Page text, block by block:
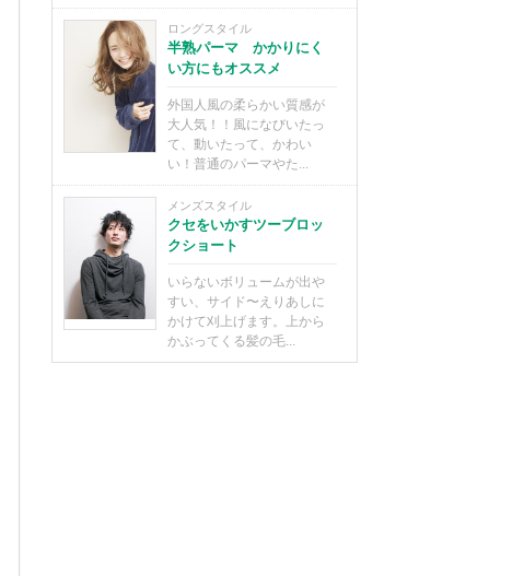
ロングスタイル
半熟パーマ かかりにく
い方にもオススメ
外国人風の柔らかい質感が
大人気！！風になびいたっ
て、動いたって、かわい
い！普通のパーマやた...
メンズスタイル
クセをいかすツーブロッ
クショート
いらないボリュームが出や
すい、サイド〜えりあしに
かけて刈上げます。上から
かぶってくる髪の毛...